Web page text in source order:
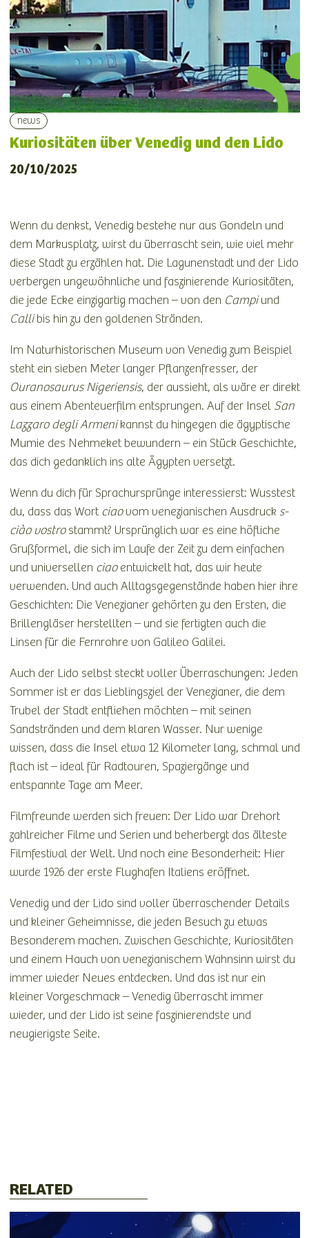
news
Kuriositäten über Venedig und den Lido
20/10/2025
Wenn du denkst, Venedig bestehe nur aus Gondeln und
dem Markusplatz, wirst du überrascht sein, wie viel mehr
diese Stadt zu erzählen hat. Die Lagunenstadt und der Lido
verbergen ungewöhnliche und faszinierende Kuriositäten,
die jede Ecke einzigartig machen – von den Campiund
Callibis hin zu den goldenen Stränden.
Im Naturhistorischen Museum von Venedig zum Beispiel
steht ein sieben Meter langer Pflanzenfresser, der
Ouranosaurus Nigeriensis, der aussieht, als wäre er direkt
aus einem Abenteuerfilm entsprungen. Auf der Insel San
Lazzaro degli Armenikannst du hingegen die ägyptische
Mumie des Nehmeket bewundern – ein Stück Geschichte,
das dich gedanklich ins alte Ägypten versetzt.
Wenn du dich für Sprachursprünge interessierst: Wusstest
du, dass das Wort ciaovom venezianischen Ausdruck s-
ciào vostrostammt? Ursprünglich war es eine höfliche
Grußformel, die sich im Laufe der Zeit zu dem einfachen
und universellen ciaoentwickelt hat, das wir heute
verwenden. Und auch Alltagsgegenstände haben hier ihre
Geschichten: Die Venezianer gehörten zu den Ersten, die
Brillengläser herstellten – und sie fertigten auch die
Linsen für die Fernrohre von Galileo Galilei.
Auch der Lido selbst steckt voller Überraschungen: Jeden
Sommer ist er das Lieblingsziel der Venezianer, die dem
Trubel der Stadt entfliehen möchten – mit seinen
Sandstränden und dem klaren Wasser. Nur wenige
wissen, dass die Insel etwa 12 Kilometer lang, schmal und
flach ist – ideal für Radtouren, Spaziergänge und
entspannte Tage am Meer.
Filmfreunde werden sich freuen: Der Lido war Drehort
zahlreicher Filme und Serien und beherbergt das älteste
Filmfestival der Welt. Und noch eine Besonderheit: Hier
wurde 1926 der erste Flughafen Italiens eröffnet.
Venedig und der Lido sind voller überraschender Details
und kleiner Geheimnisse, die jeden Besuch zu etwas
Besonderem machen. Zwischen Geschichte, Kuriositäten
und einem Hauch von venezianischem Wahnsinn wirst du
immer wieder Neues entdecken. Und das ist nur ein
kleiner Vorgeschmack – Venedig überrascht immer
wieder, und der Lido ist seine faszinierendste und
neugierigste Seite.
RELATED